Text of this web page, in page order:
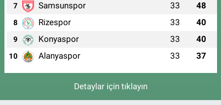
7 Samsunspor 33 48
8 Rizespor 33 40
9 Konyaspor 33 40
10 Alanyaspor 33 37
Detaylar için tıklayın